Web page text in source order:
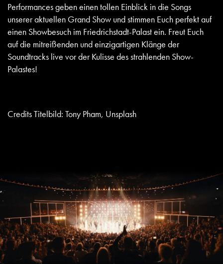
Performances geben einen tollen Einblick in die Songs
unserer aktuellen Grand Show und stimmen Euch perfekt auf
einen Showbesuch im Friedrichstadt-Palast ein. Freut Euch
auf die mitreißenden und einzigartigen Klänge der
Soundtracks live vor der Kulisse des strahlenden Show-
Palastes!
Credits Titelbild: Tony Pham, Unsplash